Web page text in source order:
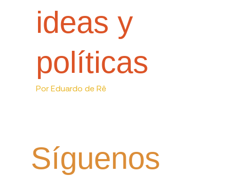
ideas y
políticas
Por Eduardo de Rê
Síguenos